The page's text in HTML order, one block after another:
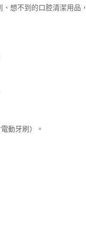
想不到的口腔清潔用
動牙刷）。